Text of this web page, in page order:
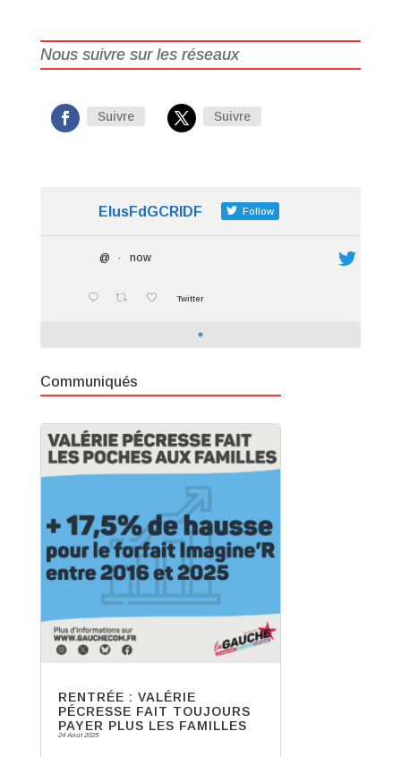
Nous suivre sur les réseaux
Suivre Suivre
ElusFdGCRIDF Follow
@ · now
Twitter
Communiqués
RENTRÉE : VALÉRIE
PÉCRESSE FAIT TOUJOURS
PAYER PLUS LES FAMILLES
24 Août 2025